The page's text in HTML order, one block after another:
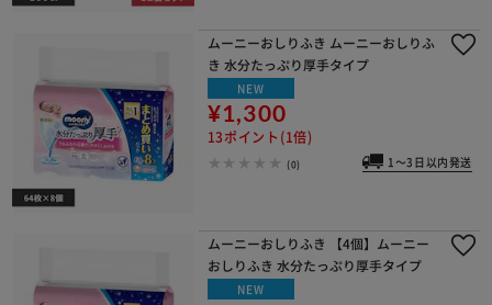
ムーニーおしりふき ムーニーおしりふ
き 水分たっぷり厚手タイプ
NEW
¥1,300
13ポイント(1倍)
(0) 1～3日以内発送
ムーニーおしりふき 【4個】ムーニー
おしりふき 水分たっぷり厚手タイプ
NEW